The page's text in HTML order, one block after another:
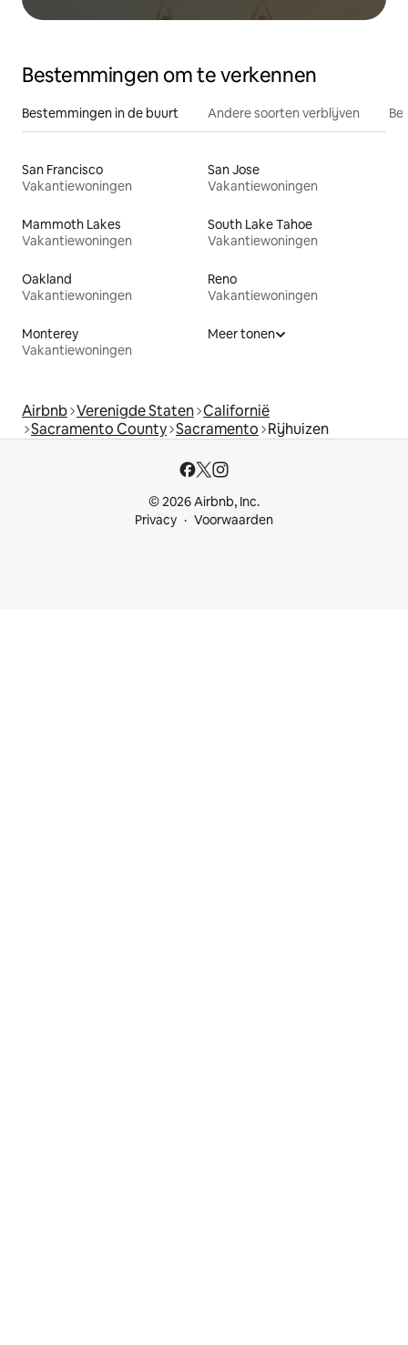
Bestemmingen om te verkennen
Bestemmingen in de buurt Andere soorten verblijven
San Francisco
Vakantiewoningen
San Jose
Vakantiewoningen
Mammoth Lakes
Vakantiewoningen
South Lake Tahoe
Vakantiewoningen
Oakland
Vakantiewoningen
Reno
Vakantiewoningen
Monterey
Vakantiewoningen
Meer tonen
Airbnb Verenigde Staten Californië
Sacramento County Sacramento Rijhuizen
© 2026 Airbnb, Inc.
Privacy
Voorwaarden